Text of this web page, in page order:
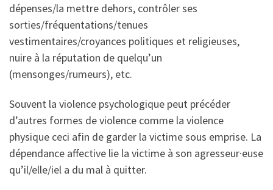
dépenses/la mettre dehors, contrôler ses
sorties/fréquentations/tenues
vestimentaires/croyances politiques et religieuses,
nuire à la réputation de quelqu’un
(mensonges/rumeurs), etc.
Souvent la violence psychologique peut précéder
d’autres formes de violence comme la violence
physique ceci afin de garder la victime sous emprise. La
dépendance affective lie la victime à son agresseur·euse
qu’il/elle/iel a du mal à quitter.